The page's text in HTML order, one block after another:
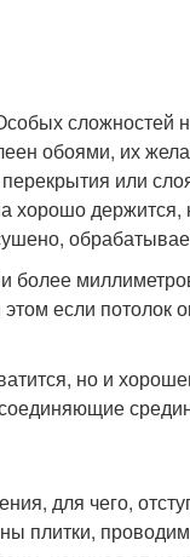
сложностей
обоями, их
или
хорошо
если потолок
но и
для чего,
плитки,